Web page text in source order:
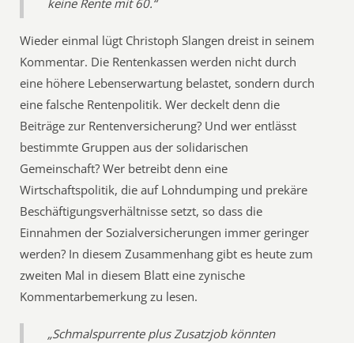
keine Rente mit 60.“
Wieder einmal lügt Christoph Slangen dreist in seinem
Kommentar. Die Rentenkassen werden nicht durch
eine höhere Lebenserwartung belastet, sondern durch
eine falsche Rentenpolitik. Wer deckelt denn die
Beiträge zur Rentenversicherung? Und wer entlässt
bestimmte Gruppen aus der solidarischen
Gemeinschaft? Wer betreibt denn eine
Wirtschaftspolitik, die auf Lohndumping und prekäre
Beschäftigungsverhältnisse setzt, so dass die
Einnahmen der Sozialversicherungen immer geringer
werden? In diesem Zusammenhang gibt es heute zum
zweiten Mal in diesem Blatt eine zynische
Kommentarbemerkung zu lesen.
„Schmalspurrente plus Zusatzjob könnten